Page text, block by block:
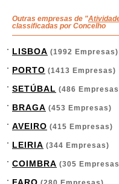
Outras empresas de "
classificadas por Concelho
LISBOA (1992 Empresas)
PORTO (1413 Empresas)
SETÚBAL (486
BRAGA (453 Empresas)
AVEIRO (415 Empresas)
LEIRIA (344 Empresas)
COIMBRA (305